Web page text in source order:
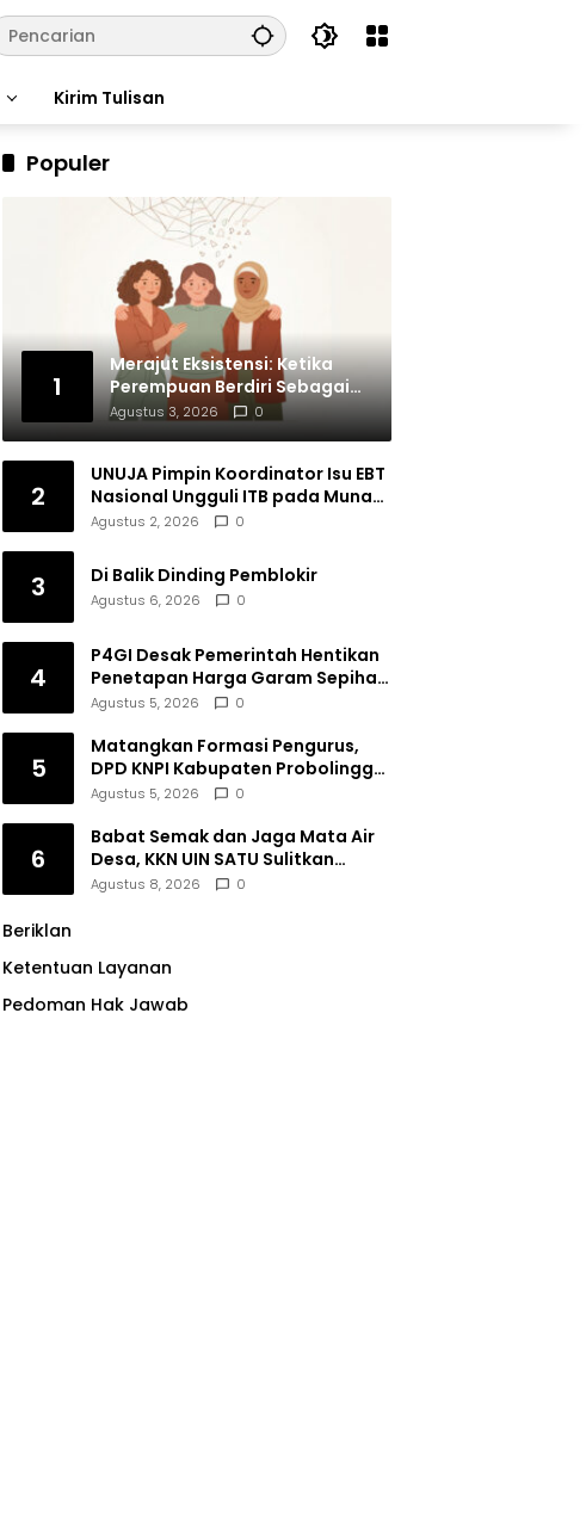
Kirim Tulisan
Populer
1
Merajut Eksistensi: Ketika
Perempuan Berdiri Sebagai
Subjek
Agustus 3, 2026 0
2
UNUJA Pimpin Koordinator Isu EBT
Nasional Ungguli ITB pada Munas
BEM SI XIX
Agustus 2, 2026 0
3 Di Balik Dinding Pemblokir
Agustus 6, 2026 0
4
P4GI Desak Pemerintah Hentikan
Penetapan Harga Garam Sepihak
oleh Pabrik
Agustus 5, 2026 0
5
Matangkan Formasi Pengurus,
DPD KNPI Kabupaten Probolinggo
Utamakan Komitmen dan Kinerja
Agustus 5, 2026 0
6
Babat Semak dan Jaga Mata Air
Desa, KKN UIN SATU Sulitkan
Resiko Pencemaran di Sumber
Agustus 8, 2026 0
Beriklan
Ketentuan Layanan
Pedoman Hak Jawab